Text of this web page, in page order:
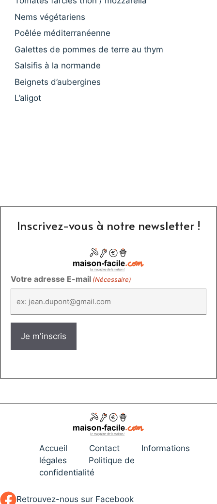
Nems végétariens
Poêlée méditerranéenne
Galettes de pommes de terre au thym
Salsifis à la normande
Beignets d’aubergines
L’aligot
Inscrivez-vous à notre newsletter !
Votre adresse E-mail (Nécessaire)
Accueil Contact
Informations
légales
Politique de
confidentialité
Retrouvez-nous sur Facebook